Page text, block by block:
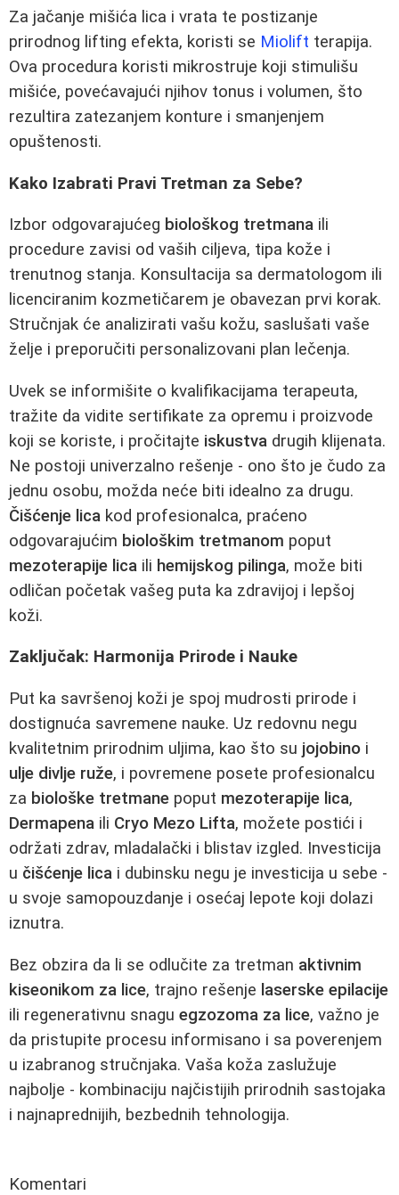
Za jačanje mišića lica i vrata te postizanje
prirodnog lifting efekta, koristi se Miolift terapija.
Ova procedura koristi mikrostruje koji stimulišu
mišiće, povećavajući njihov tonus i volumen, što
rezultira zatezanjem konture i smanjenjem
opuštenosti.
Kako Izabrati Pravi Tretman za Sebe?
Izbor odgovarajućeg biološkog tretmana ili
procedure zavisi od vaših ciljeva, tipa kože i
trenutnog stanja. Konsultacija sa dermatologom ili
licenciranim kozmetičarem je obavezan prvi korak.
Stručnjak će analizirati vašu kožu, saslušati vaše
želje i preporučiti personalizovani plan lečenja.
Uvek se informišite o kvalifikacijama terapeuta,
tražite da vidite sertifikate za opremu i proizvode
koji se koriste, i pročitajte iskustva drugih klijenata.
Ne postoji univerzalno rešenje - ono što je čudo za
jednu osobu, možda neće biti idealno za drugu.
Čišćenje lica kod profesionalca, praćeno
odgovarajućim biološkim tretmanom poput
mezoterapije lica ili hemijskog pilinga, može biti
odličan početak vašeg puta ka zdravijoj i lepšoj
koži.
Zaključak: Harmonija Prirode i Nauke
Put ka savršenoj koži je spoj mudrosti prirode i
dostignuća savremene nauke. Uz redovnu negu
kvalitetnim prirodnim uljima, kao što su jojobino i
ulje divlje ruže, i povremene posete profesionalcu
za biološke tretmane poput mezoterapije lica,
Dermapena ili Cryo Mezo Lifta, možete postići i
održati zdrav, mladalački i blistav izgled. Investicija
u čišćenje lica i dubinsku negu je investicija u sebe -
u svoje samopouzdanje i osećaj lepote koji dolazi
iznutra.
Bez obzira da li se odlučite za tretman aktivnim
kiseonikom za lice, trajno rešenje laserske epilacije
ili regenerativnu snagu egzozoma za lice, važno je
da pristupite procesu informisano i sa poverenjem
u izabranog stručnjaka. Vaša koža zaslužuje
najbolje - kombinaciju najčistijih prirodnih sastojaka
i najnaprednijih, bezbednih tehnologija.
Komentari